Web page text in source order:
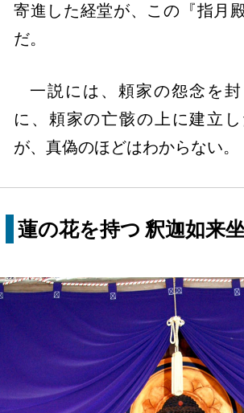
寄進した経堂が、この『指月
だ。
一説には、頼家の怨念を
に、頼家の亡骸の上に建立
が、真偽のほどはわからない。
蓮の花を持つ 釈迦如来坐